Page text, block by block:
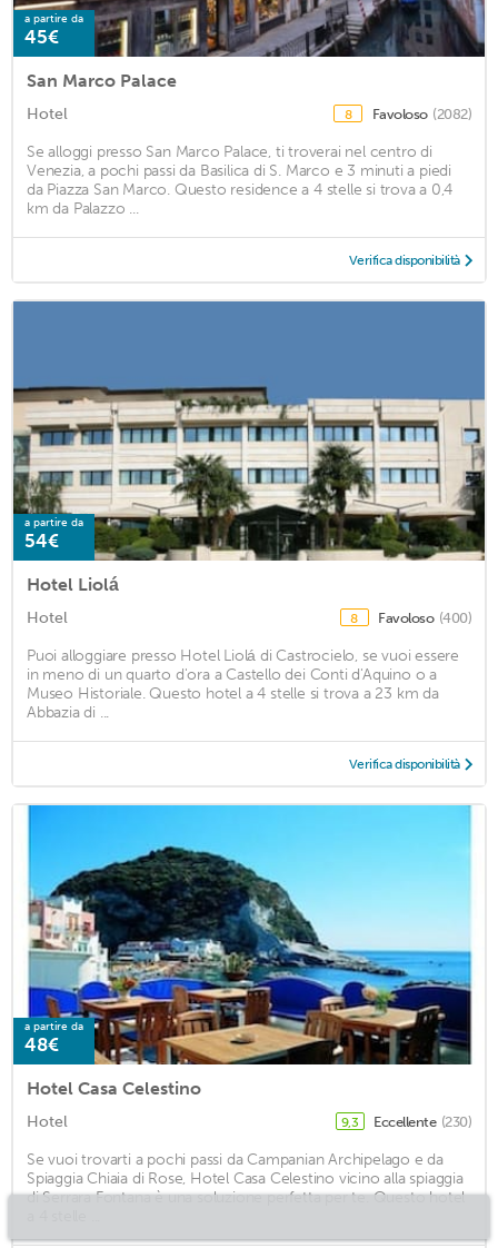
a partire da
45€
San Marco Palace
Hotel 8 Favoloso (2082)
Se alloggi presso San Marco Palace, ti troverai nel centro di
Venezia, a pochi passi da Basilica di S. Marco e 3 minuti a piedi
da Piazza San Marco. Questo residence a 4 stelle si trova a 0,4
km da Palazzo ...
Verifica disponibilità
a partire da
54€
Hotel Liolá
Hotel 8 Favoloso (400)
Puoi alloggiare presso Hotel Liolá di Castrocielo, se vuoi essere
in meno di un quarto d'ora a Castello dei Conti d'Aquino o a
Museo Historiale. Questo hotel a 4 stelle si trova a 23 km da
Abbazia di ...
Verifica disponibilità
a partire da
48€
Hotel Casa Celestino
Hotel 9,3 Eccellente (230)
Se vuoi trovarti a pochi passi da Campanian Archipelago e da
Spiaggia Chiaia di Rose, Hotel Casa Celestino vicino alla spiaggia
di Serrara Fontana è una soluzione perfetta per te. Questo hotel